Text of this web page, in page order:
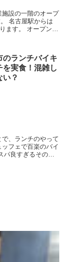
設の一階のオープ
名古屋駅からは
ます。 オープンス
のランチバイキ
を実食！混雑し
い？
、ランチのやって
フェで百楽のバイ
良すぎるそのメ